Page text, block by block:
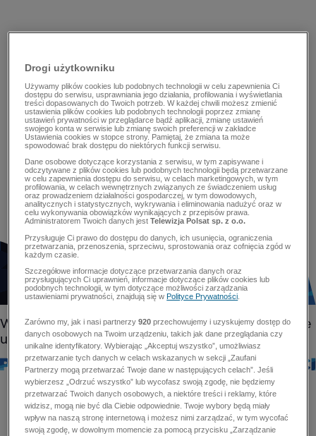
Drogi użytkowniku
Używamy plików cookies lub podobnych technologii w celu zapewnienia Ci
dostępu do serwisu, usprawniania jego działania, profilowania i wyświetlania
treści dopasowanych do Twoich potrzeb. W każdej chwili możesz zmienić
ustawienia plików cookies lub podobnych technologii poprzez zmianę
ustawień prywatności w przeglądarce bądź aplikacji, zmianę ustawień
swojego konta w serwisie lub zmianę swoich preferencji w zakładce
Ustawienia cookies w stopce strony. Pamiętaj, że zmiana ta może
spowodować brak dostępu do niektórych funkcji serwisu.
Dane osobowe dotyczące korzystania z serwisu, w tym zapisywane i
odczytywane z plików cookies lub podobnych technologii będą przetwarzane
w celu zapewnienia dostępu do serwisu, w celach marketingowych, w tym
profilowania, w celach wewnętrznych związanych ze świadczeniem usług
oraz prowadzeniem działalności gospodarczej, w tym dowodowych,
analitycznych i statystycznych, wykrywania i eliminowania nadużyć oraz w
celu wykonywania obowiązków wynikających z przepisów prawa.
Administratorem Twoich danych jestTelewizja Polsat sp. z o.o.
Przysługuje Ci prawo do dostępu do danych, ich usunięcia, ograniczenia
przetwarzania, przenoszenia, sprzeciwu, sprostowania oraz cofnięcia zgód w
każdym czasie.
Szczegółowe informacje dotyczące przetwarzania danych oraz
przysługujących Ci uprawnień, informacje dotyczące plików cookies lub
podobnych technologii, w tym dotyczące możliwości zarządzania
ustawieniami prywatności, znajdują się wPolityce Prywatności
Zarówno my, jak i nasi partnerzy920 przechowujemy i uzyskujemy dostęp do
danych osobowych na Twoim urządzeniu, takich jak dane przeglądania czy
unikalne identyfikatory. Wybierając „Akceptuj wszystko”, umożliwiasz
przetwarzanie tych danych w celach wskazanych w sekcji „Zaufani
Partnerzy mogą przetwarzać Twoje dane w następujących celach”. Jeśli
wybierzesz „Odrzuć wszystko” lub wycofasz swoją zgodę, nie będziemy
przetwarzać Twoich danych osobowych, a niektóre treści i reklamy, które
widzisz, mogą nie być dla Ciebie odpowiednie. Twoje wybory będą miały
wpływ na naszą stronę internetową i możesz nimi zarządzać, w tym wycofać
swoją zgodę, w dowolnym momencie za pomocą przycisku „Zarządzanie